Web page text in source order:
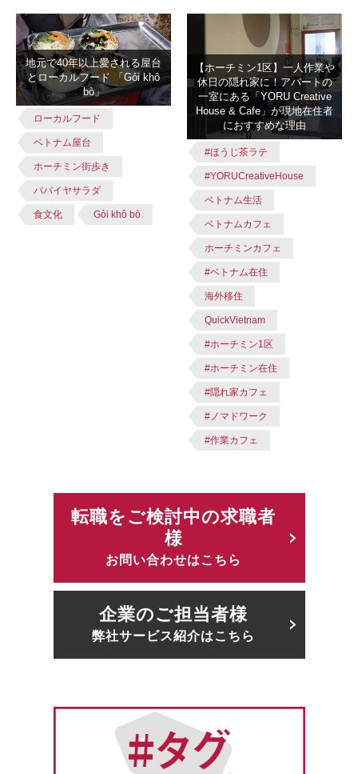
地元で40年以上愛される屋台
とローカルフード 「Gỏi khô
bò」
ローカルフード
ベトナム屋台
ホーチミン街歩き
パパイヤサラダ
食文化 Gỏi khô bò
【ホーチミン1区】一人作業や
休日の隠れ家に！アパートの
一室にある「YORU Creative
House & Cafe」が現地在住者
におすすめな理由
#ほうじ茶ラテ
#YORUCreativeHouse
ベトナム生活
ベトナムカフェ
ホーチミンカフェ
#ベトナム在住
海外移住
QuickVietnam
#ホーチミン1区
#ホーチミン在住
#隠れ家カフェ
#ノマドワーク
#作業カフェ
転職をご検討中の求職者
様
お問い合わせはこちら
企業のご担当者様
弊社サービス紹介はこちら